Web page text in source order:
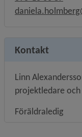
Kontakt
Linn
projektledare
Föräldraledig